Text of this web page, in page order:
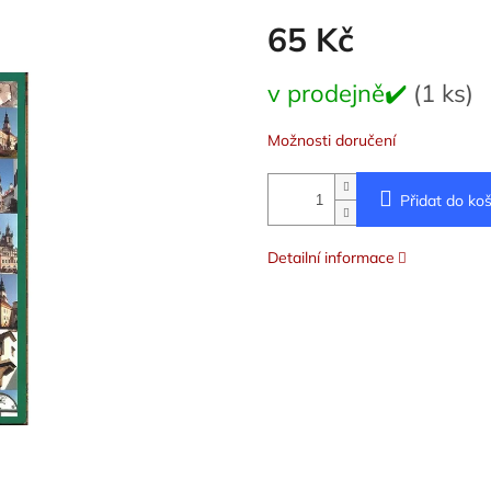
65 Kč
cena:
v prodejně✔️ (1 ks)
Možnosti doručení
Přidat do
Detailní informace